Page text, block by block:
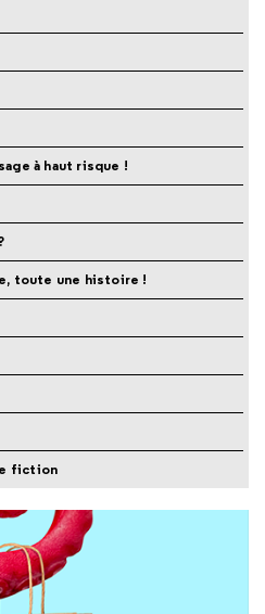
à haut risque !
toute une histoire !
fiction